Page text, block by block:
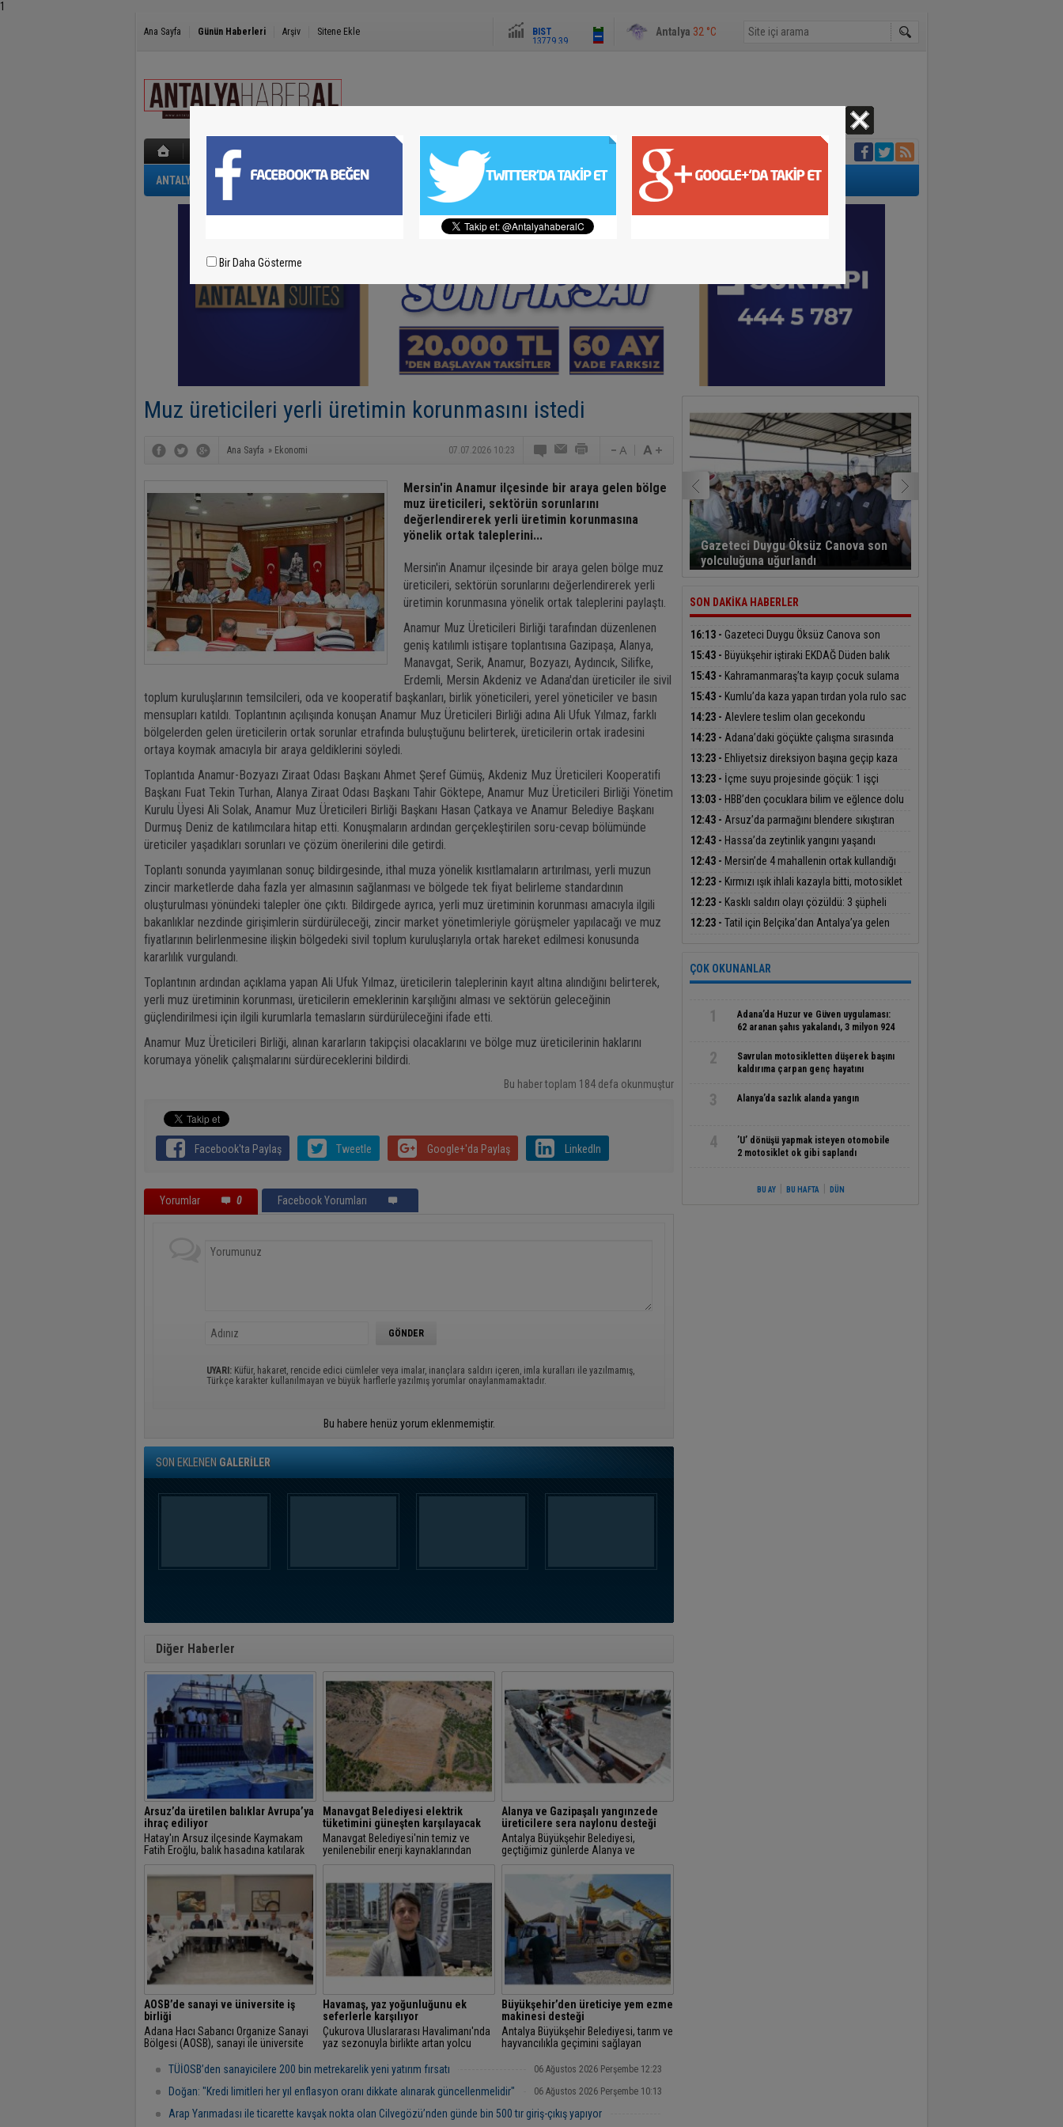
1
Ana Sayfa Günün Haberleri Arşiv Sitene Ekle
BIST
13779.39
Antalya 32 °C
Büyükşehir iştiraki EKDAĞ Düden balık çarşısı, balıkseverlerin uğrak noktası oldu
Kahramanmaraş’ta kayıp çocuk sulama kanalında bulundu
Kumlu’da kaza yapan tırdan yola rulo sac devrildi
Alevlere teslim olan gecekondu kullanılamaz hale geldi
Adana’daki göçükte çalışma sırasında kaya parçası düşmüş
Ehliyetsiz direksiyon başına geçip kaza yaptı, 40 bin TL ceza ödedi
İçme suyu projesinde göçük: 1 işçi hayatını kaybetti, 1’i ağır yaralı
Mersin’de 4 mahallenin ortak kullandığı yol yenilendi
Kırmızı ışık ihlali kazayla bitti, motosiklet sürücüsü yaralandı
Kasklı saldırı olayı çözüldü: 3 şüpheli tutuklandı
Tatil için Belçika’dan Antalya’ya gelen gurbetçi genç trafik kazasında hayatını
kaybetti
ANTALYA GÜNCEL POLİS-ADLİYE SPOR SİYASET EKONOMİ EĞİTİM KÜLTÜR SANAT MAGAZİN
Muz üreticileri yerli üretimin korunmasını istedi
Ana Sayfa » Ekonomi 07.07.2026 10:23
Mersin'in Anamur ilçesinde bir araya gelen bölge
muz üreticileri, sektörün sorunlarını
değerlendirerek yerli üretimin korunmasına
yönelik ortak taleplerini...
Mersin'in Anamur ilçesinde bir araya gelen bölge muz
üreticileri, sektörün sorunlarını değerlendirerek yerli
üretimin korunmasına yönelik ortak taleplerini paylaştı.
Anamur Muz Üreticileri Birliği tarafından düzenlenen
geniş katılımlı istişare toplantısına Gazipaşa, Alanya,
Manavgat, Serik, Anamur, Bozyazı, Aydıncık, Silifke,
Erdemli, Mersin Akdeniz ve Adana'dan üreticiler ile sivil
toplum kuruluşlarının temsilcileri, oda ve kooperatif başkanları, birlik yöneticileri, yerel yöneticiler ve basın
mensupları katıldı. Toplantının açılışında konuşan Anamur Muz Üreticileri Birliği adına Ali Ufuk Yılmaz, farklı
bölgelerden gelen üreticilerin ortak sorunlar etrafında buluştuğunu belirterek, üreticilerin ortak iradesini
ortaya koymak amacıyla bir araya geldiklerini söyledi.
Toplantıda Anamur-Bozyazı Ziraat Odası Başkanı Ahmet Şeref Gümüş, Akdeniz Muz Üreticileri Kooperatifi
Başkanı Fuat Tekin Turhan, Alanya Ziraat Odası Başkanı Tahir Göktepe, Anamur Muz Üreticileri Birliği Yönetim
Kurulu Üyesi Ali Solak, Anamur Muz Üreticileri Birliği Başkanı Hasan Çatkaya ve Anamur Belediye Başkanı
Durmuş Deniz de katılımcılara hitap etti. Konuşmaların ardından gerçekleştirilen soru-cevap bölümünde
üreticiler yaşadıkları sorunları ve çözüm önerilerini dile getirdi.
Toplantı sonunda yayımlanan sonuç bildirgesinde, ithal muza yönelik kısıtlamaların artırılması, yerli muzun
zincir marketlerde daha fazla yer almasının sağlanması ve bölgede tek fiyat belirleme standardının
oluşturulması yönündeki talepler öne çıktı. Bildirgede ayrıca, yerli muz üretiminin korunması amacıyla ilgili
bakanlıklar nezdinde girişimlerin sürdürüleceği, zincir market yönetimleriyle görüşmeler yapılacağı ve muz
fiyatlarının belirlenmesine ilişkin bölgedeki sivil toplum kuruluşlarıyla ortak hareket edilmesi konusunda
kararlılık vurgulandı.
Toplantının ardından açıklama yapan Ali Ufuk Yılmaz, üreticilerin taleplerinin kayıt altına alındığını belirterek,
yerli muz üretiminin korunması, üreticilerin emeklerinin karşılığını alması ve sektörün geleceğinin
güçlendirilmesi için ilgili kurumlarla temasların sürdürüleceğini ifade etti.
Anamur Muz Üreticileri Birliği, alınan kararların takipçisi olacaklarını ve bölge muz üreticilerinin haklarını
korumaya yönelik çalışmalarını sürdüreceklerini bildirdi.
Bu haber toplam 184 defa okunmuştur
Facebook'ta Paylaş Tweetle Google+'da Paylaş LinkedIn
Yorumlar 0 Facebook Yorumları
UYARI: Küfür, hakaret, rencide edici cümleler veya imalar, inançlara saldırı içeren, imla kuralları ile yazılmamış,
Türkçe karakter kullanılmayan ve büyük harflerle yazılmış yorumlar onaylanmamaktadır.
Bu habere henüz yorum eklenmemiştir.
SON EKLENEN GALERİLER
Diğer Haberler
Arsuz’da üretilen balıklar Avrupa’ya
ihraç ediliyor
Hatay'ın Arsuz ilçesinde Kaymakam
Fatih Eroğlu, balık hasadına katılarak
üretim faaliyetlerini yerinde inceledi.
Manavgat Belediyesi elektrik
tüketimini güneşten karşılayacak
Manavgat Belediyesi'nin temiz ve
yenilenebilir enerji kaynaklarından
yararlanmak amacıyla hayata geçirdiği
Santrali Projesi'nde...
Alanya ve Gazipaşalı yangınzede
üreticilere sera naylonu desteği
Antalya Büyükşehir Belediyesi,
geçtiğimiz günlerde Alanya ve
Gazipaşa'da gerçekleşen yangın
felaketinde zarar gören çiftçilere
plastik sera naylonu...
AOSB’de sanayi ve üniversite iş
birliği
Adana Hacı Sabancı Organize Sanayi
Bölgesi (AOSB), sanayi ile üniversite
güçlendirmek amacıyla önemli bir
Havamaş, yaz yoğunluğunu ek
seferlerle karşılıyor
Çukurova Uluslararası Havalimanı'nda
yaz sezonuyla birlikte artan yolcu
çoğalırken Havamaş Yetkilisi Mustafa
Büyükşehir’den üreticiye yem ezme
makinesi desteği
Antalya Büyükşehir Belediyesi, tarım ve
hayvancılıkla geçimini sağlayan
maliyetlerini azaltmak ve ekonomik
TÜİOSB’den sanayicilere 200 bin metrekarelik yeni yatırım fırsatı 06 Ağustos 2026 Perşembe 12:23
Doğan: "Kredi limitleri her yıl enflasyon oranı dikkate alınarak güncellenmelidir" 06 Ağustos 2026 Perşembe 10:13
Arap Yarımadası ile ticarette kavşak nokta olan Cilvegözü’nden günde bin 500 tır giriş-çıkış yapıyor
Gazeteci Duygu Öksüz Canova son
yolculuğuna uğurlandı
SON DAKİKA HABERLER
16:13 - Gazeteci Duygu Öksüz Canova son
yolculuğuna uğurlandı
15:43 - Büyükşehir iştiraki EKDAĞ Düden balık
çarşısı, balıkseverlerin uğrak noktası oldu
15:43 - Kahramanmaraş’ta kayıp çocuk sulama
kanalında bulundu
15:43 - Kumlu’da kaza yapan tırdan yola rulo sac
devrildi
14:23 - Alevlere teslim olan gecekondu
kullanılamaz hale geldi
14:23 - Adana’daki göçükte çalışma sırasında
kaya parçası düşmüş
13:23 - Ehliyetsiz direksiyon başına geçip kaza
yaptı, 40 bin TL ceza ödedi
13:23 - İçme suyu projesinde göçük: 1 işçi
hayatını kaybetti, 1’i ağır yaralı
13:03 - HBB’den çocuklara bilim ve eğlence dolu
yaz etkinlikleri
12:43 - Arsuz’da parmağını blendere sıkıştıran
kadının yardımına itfaiye yetişti
12:43 - Hassa’da zeytinlik yangını yaşandı
12:43 - Mersin’de 4 mahallenin ortak kullandığı
yol yenilendi
12:23 - Kırmızı ışık ihlali kazayla bitti, motosiklet
sürücüsü yaralandı
12:23 - Kasklı saldırı olayı çözüldü: 3 şüpheli
tutuklandı
12:23 - Tatil için Belçika’dan Antalya’ya gelen
ÇOK OKUNANLAR
1
Adana’da Huzur ve Güven uygulaması:
62 aranan şahıs yakalandı, 3 milyon 924
2
Savrulan motosikletten düşerek başını
kaldırıma çarpan genç hayatını
3 Alanya’da sazlık alanda yangın
4
’U’ dönüşü yapmak isteyen otomobile
2 motosiklet ok gibi saplandı
BU AY BU HAFTA DÜN
Bir Daha Gösterme